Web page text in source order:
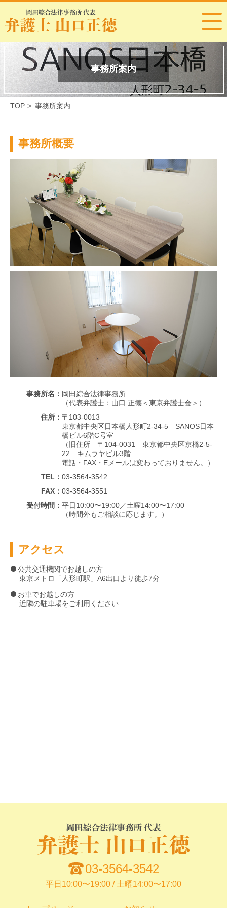
事務所案内
TOP > 事務所案内
事務所概要
事務所名： 岡田綜合法律事務所
（代表弁護士：山口 正德＜東京弁護士会＞）
住所： 〒103-0013
東京都中央区日本橋人形町2-34-5 SANOS日本
橋ビル6階C号室
（旧住所 〒104-0031 東京都中央区京橋2-5-
22 キムラヤビル3階
電話・FAX・Eメールは変わっておりません。）
TEL： 03-3564-3542
FAX： 03-3564-3551
受付時間： 平日10:00〜19:00／土曜14:00〜17:00
（時間外もご相談に応じます。）
アクセス
公共交通機関でお越しの方
東京メトロ「人形町駅」A6出口より徒歩7分
お車でお越しの方
近隣の駐車場をご利用ください
03-3564-3542
平日10:00〜19:00 / 土曜14:00〜17:00